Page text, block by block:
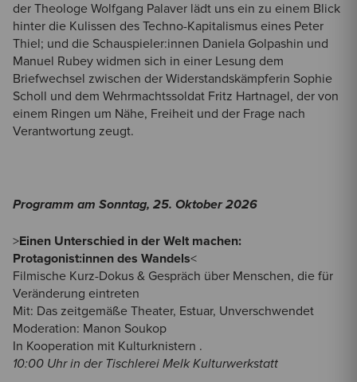
der Theologe Wolfgang Palaver lädt uns ein zu einem Blick
hinter die Kulissen des Techno-Kapitalismus eines Peter
Thiel; und die Schauspieler:innen Daniela Golpashin und
Manuel Rubey widmen sich in einer Lesung dem
Briefwechsel zwischen der Widerstandskämpferin Sophie
Scholl und dem Wehrmachtssoldat Fritz Hartnagel, der von
einem Ringen um Nähe, Freiheit und der Frage nach
Verantwortung zeugt.
Programm am Sonntag, 25. Oktober 2026
>Einen Unterschied in der Welt machen:
Protagonist:innen des Wandels<
Filmische Kurz-Dokus & Gespräch über Menschen, die für
Veränderung eintreten
Mit: Das zeitgemäße Theater, Estuar, Unverschwendet
Moderation: Manon Soukop
In Kooperation mit Kulturknistern .
10:00 Uhr in der Tischlerei Melk Kulturwerkstatt